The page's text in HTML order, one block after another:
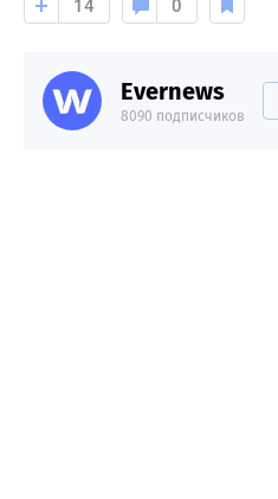
14 0
Evernews
8090 подписчиков